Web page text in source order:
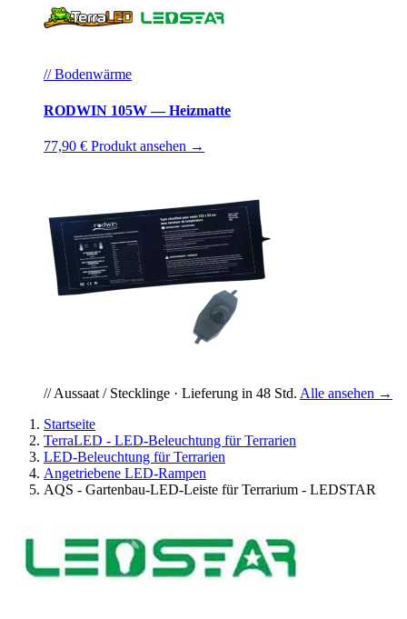
// Bodenwärme
RODWIN 105W — Heizmatte
77,90 € Produkt ansehen →
// Aussaat / Stecklinge · Lieferung in 48 Std. Alle ansehen →
Startseite
TerraLED - LED-Beleuchtung für Terrarien
LED-Beleuchtung für Terrarien
Angetriebene LED-Rampen
AQS - Gartenbau-LED-Leiste für Terrarium - LEDSTAR